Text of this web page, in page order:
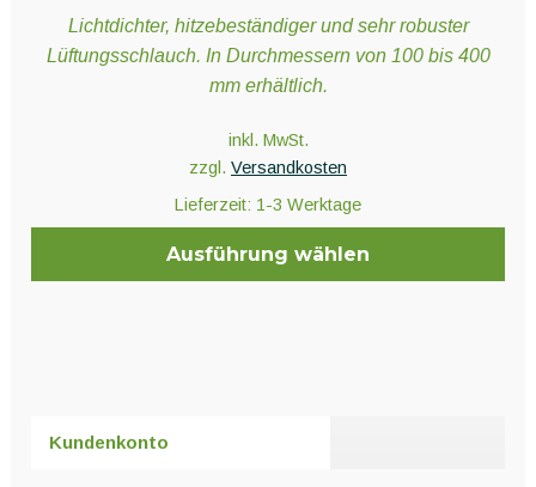
Lichtdichter, hitzebeständiger und sehr robuster
Lüftungsschlauch. In Durchmessern von 100 bis 400
mm erhältlich.
inkl. MwSt.
zzgl. Versandkosten
Lieferzeit: 1-3 Werktage
Ausführung wählen
auf.Kundenkonto